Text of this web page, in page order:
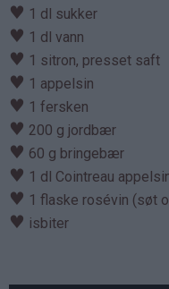
♥ 1 dl sukker
♥ 1 dl vann
♥ 1 sitron, presset saft
♥ 1 appelsin
♥ 1 fersken
♥ 200 g jordbær
♥ 60 g bringebær
♥ 1 dl Cointreau
♥ 1 flaske rosévin (søt
♥ isbiter